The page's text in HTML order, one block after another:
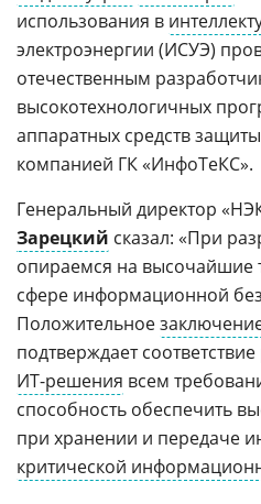
использования в
электроэнергии (ИСУЭ)
отечественным
высокотехнологичных
аппаратных средств
компанией ГК «ИнфоТеКС».
Генеральный директор
Зарецкий сказал: «При
опираемся на высочайшие
сфере информационной
Положительное
подтверждает
ИТ-решения всем
способность обеспечить
при хранении и передаче
критической